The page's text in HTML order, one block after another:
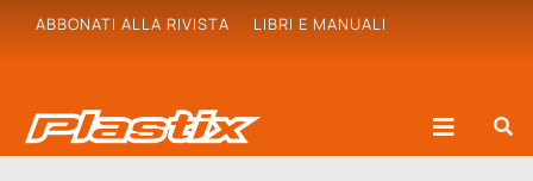
ABBONATI ALLA RIVISTA LIBRI E MANUALI